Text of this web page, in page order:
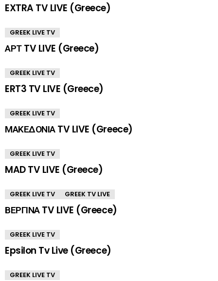
EXTRA TV LIVE (Greece)
GREEK LIVE TV
ΑΡΤ TV LIVE (Greece)
GREEK LIVE TV
ERT3 TV LIVE (Greece)
GREEK LIVE TV
ΜΑΚΕΔΟΝΙΑ TV LIVE (Greece)
GREEK LIVE TV
MAD TV LIVE (Greece)
GREEK LIVE TV GREEK TV LIVE
ΒΕΡΓΙΝΑ TV LIVE (Greece)
GREEK LIVE TV
Epsilon Tv Live (Greece)
GREEK LIVE TV